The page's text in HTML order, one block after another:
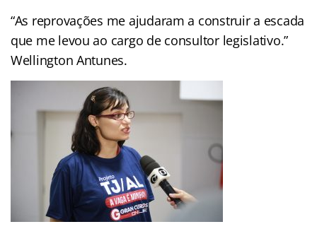
“As reprovações me ajudaram a construir a escada
que me levou ao cargo de consultor legislativo.”
Wellington Antunes.